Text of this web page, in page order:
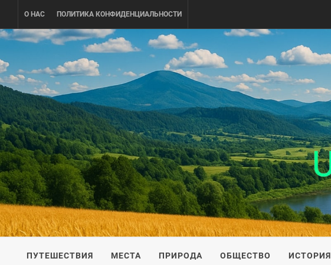
content
О НАС ПОЛИТИКА КОНФИДЕНЦИАЛЬНОСТИ
UKRAINE-IS
ПУТЕШЕСТВИЕ ПО УКРАИНЕ
ПУТЕШЕСТВИЯ МЕСТА ПРИРОДА ОБЩЕСТВО ИСТОРИЯ